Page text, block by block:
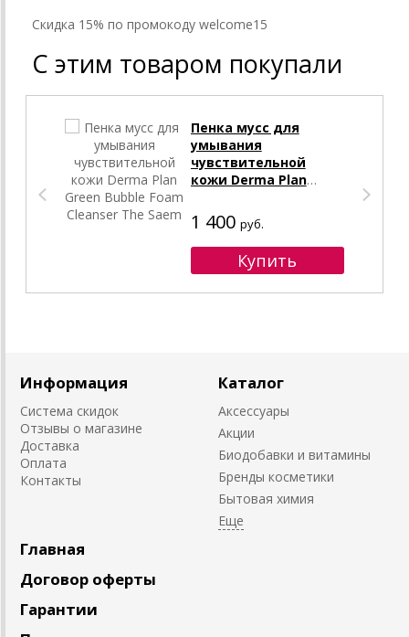
Cкидка 15% по промокоду welcome15
С этим товаром покупали
Пенка мусс для
умывания
чувствительной
кожи Derma Plan
Cleanser The Saem
1 400 руб.
Информация
Система скидок
Отзывы о магазине
Доставка
Оплата
Контакты
Каталог
Аксессуары
Акции
Биодобавки и витамины
Бренды косметики
Бытовая химия
Главная
Договор оферты
Гарантии